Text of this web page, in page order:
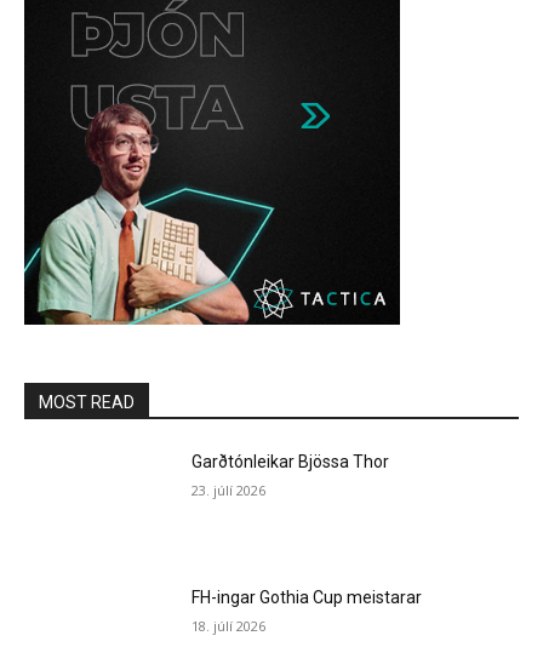
MOST READ
Garðtónleikar Bjössa Thor
23. júlí 2026
FH-ingar Gothia Cup meistarar
18. júlí 2026